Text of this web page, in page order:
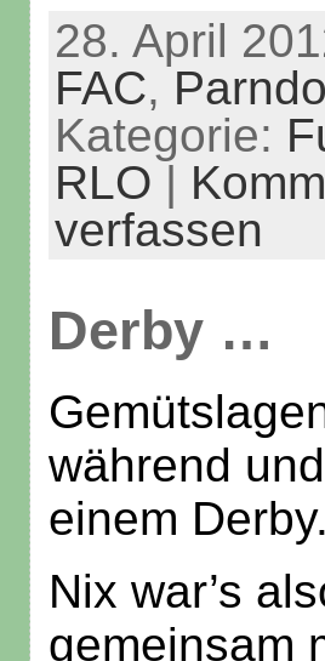
28. April
FAC,
Kategorie:
RLO |
verfassen
Derby …
während
einem
Nix war’s
gemeinsam